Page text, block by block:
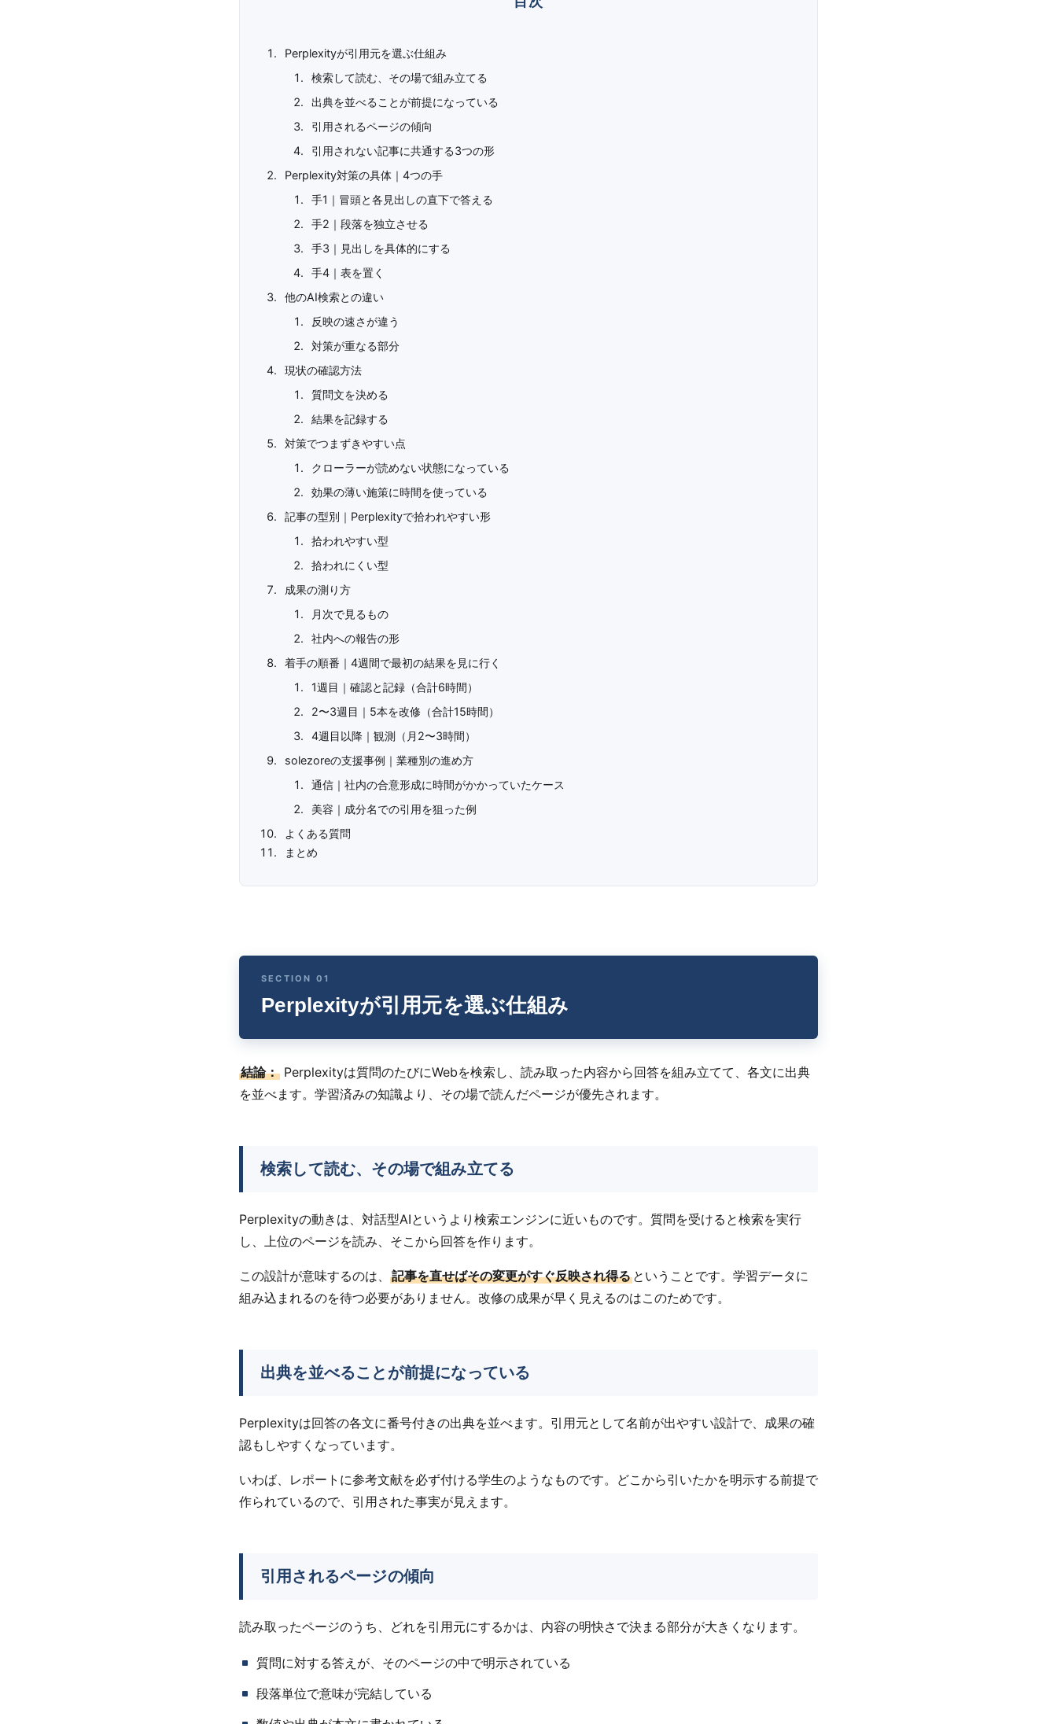
Perplexityが引用元を選ぶ仕組み
検索して読む、その場で組み立てる
出典を並べることが前提になっている
引用されるページの傾向
引用されない記事に共通する3つの形
Perplexity対策の具体｜4つの手
手1｜冒頭と各見出しの直下で答える
手2｜段落を独立させる
手3｜見出しを具体的にする
手4｜表を置く
他のAI検索との違い
反映の速さが違う
対策が重なる部分
現状の確認方法
質問文を決める
結果を記録する
対策でつまずきやすい点
クローラーが読めない状態になっている
効果の薄い施策に時間を使っている
記事の型別｜Perplexityで拾われやすい形
拾われやすい型
拾われにくい型
成果の測り方
月次で見るもの
社内への報告の形
着手の順番｜4週間で最初の結果を見に行く
1週目｜確認と記録（合計6時間）
2〜3週目｜5本を改修（合計15時間）
4週目以降｜観測（月2〜3時間）
solezoreの支援事例｜業種別の進め方
通信｜社内の合意形成に時間がかかっていたケース
美容｜成分名での引用を狙った例
よくある質問
まとめ
Perplexityが引用元を選ぶ仕組み
結論： Perplexityは質問のたびにWebを検索し、読み取った内容から回答を組み立てて、各文に出典
を並べます。学習済みの知識より、その場で読んだページが優先されます。
検索して読む、その場で組み立てる
Perplexityの動きは、対話型AIというより検索エンジンに近いものです。質問を受けると検索を実行
し、上位のページを読み、そこから回答を作ります。
この設計が意味するのは、 記事を直せばその変更がすぐ反映され得る ということです。学習データに
組み込まれるのを待つ必要がありません。改修の成果が早く見えるのはこのためです。
出典を並べることが前提になっている
Perplexityは回答の各文に番号付きの出典を並べます。引用元として名前が出やすい設計で、成果の確
認もしやすくなっています。
いわば、レポートに参考文献を必ず付ける学生のようなものです。どこから引いたかを明示する前提で
作られているので、引用された事実が見えます。
引用されるページの傾向
読み取ったページのうち、どれを引用元にするかは、内容の明快さで決まる部分が大きくなります。
質問に対する答えが、そのページの中で明示されている
段落単位で意味が完結している